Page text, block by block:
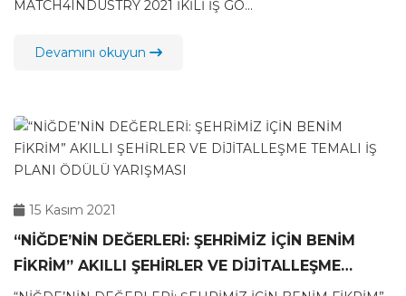
MATCH4INDUSTRY 2021 İKİLİ İŞ GÖ...
Devamını okuyun
15 Kasım 2021
“NİĞDE’NİN DEĞERLERİ: ŞEHRİMİZ İÇİN BENİM
FİKRİM” AKILLI ŞEHİRLER VE DİJİTALLEŞME
TEMALI İŞ PLANI ÖDÜLÜ YARIŞMASI